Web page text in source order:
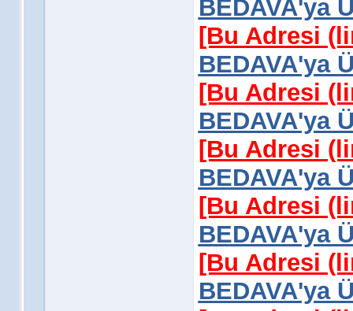
BEDAVA'ya
[Bu Adresi
BEDAVA'ya
[Bu Adresi
BEDAVA'ya
[Bu Adresi
BEDAVA'ya
[Bu Adresi
BEDAVA'ya
[Bu Adresi
BEDAVA'ya